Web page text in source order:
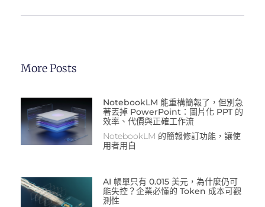
More Posts
NotebookLM 能重構簡報了，但別急
著丟掉 PowerPoint：圖片化 PPT 的
效率、代價與正確工作流
NotebookLM 的簡報修訂功能，讓使
用者用自
AI 帳單只有 0.015 美元，為什麼仍可
能失控？企業必懂的 Token 成本可觀
測性